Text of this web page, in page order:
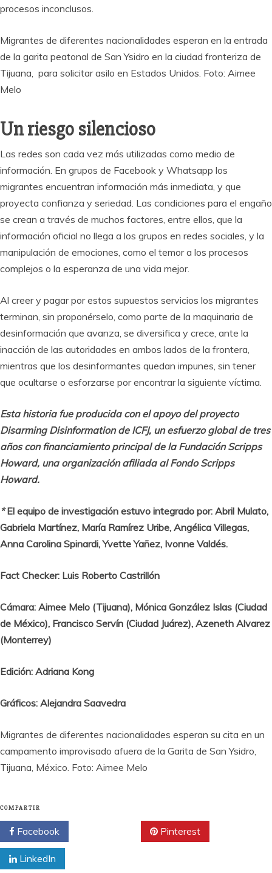
procesos inconclusos.
Migrantes de diferentes nacionalidades esperan en la entrada
de la garita peatonal de San Ysidro en la ciudad fronteriza de
Tijuana, para solicitar asilo en Estados Unidos. Foto: Aimee
Melo
Un riesgo silencioso
Las redes son cada vez más utilizadas como medio de
información. En grupos de Facebook y Whatsapp los
migrantes encuentran información más inmediata, y que
proyecta confianza y seriedad. Las condiciones para el engaño
se crean a través de muchos factores, entre ellos, que la
información oficial no llega a los grupos en redes sociales, y la
manipulación de emociones, como el temor a los procesos
complejos o la esperanza de una vida mejor.
Al creer y pagar por estos supuestos servicios los migrantes
terminan, sin proponérselo, como parte de la maquinaria de
desinformación que avanza, se diversifica y crece, ante la
inacción de las autoridades en ambos lados de la frontera,
mientras que los desinformantes quedan impunes, sin tener
que ocultarse o esforzarse por encontrar la siguiente víctima.
Esta historia fue producida con el apoyo del proyecto
Disarming Disinformation de ICFJ, un esfuerzo global de tres
años con financiamiento principal de la Fundación Scripps
Howard, una organización afiliada al Fondo Scripps
Howard.
*El equipo de investigación estuvo integrado por: Abril Mulato,
Gabriela Martínez, María Ramírez Uribe, Angélica Villegas,
Anna Carolina Spinardi, Yvette Yañez, Ivonne Valdés.
Fact Checker: Luis Roberto Castrillón
Cámara: Aimee Melo (Tijuana), Mónica González Islas (Ciudad
de México), Francisco Servín (Ciudad Juárez), Azeneth Alvarez
(Monterrey)
Edición: Adriana Kong
Gráficos: Alejandra Saavedra
Migrantes de diferentes nacionalidades esperan su cita en un
campamento improvisado afuera de la Garita de San Ysidro,
Tijuana, México. Foto: Aimee Melo
COMPARTIR
Facebook Pinterest
LinkedIn